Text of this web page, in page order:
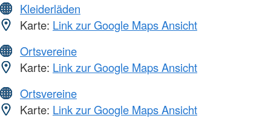
Kleiderläden
Karte: Link zur Google Maps Ansicht
Ortsvereine
Karte: Link zur Google Maps Ansicht
Ortsvereine
Karte: Link zur Google Maps Ansicht